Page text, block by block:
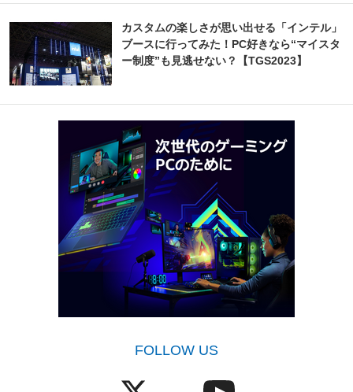
カスタムの楽しさが思い出せる「インテル」
ブースに行ってみた！PC好きなら“マイスタ
ー制度”も見逃せない？【TGS2023】
FOLLOW US